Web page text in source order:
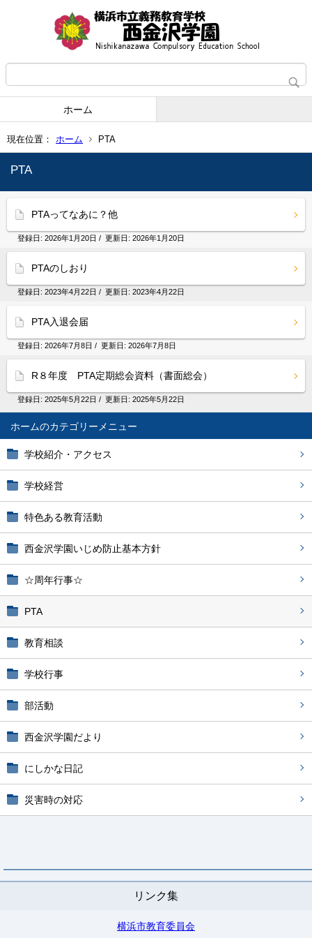
ホーム
現在位置： ホーム PTA
ホーム
学校紹介・アクセス
学校経営
特色ある教育活動
西金沢学園いじめ防止基本方針
☆周年行事☆
PTA
教育相談
学校行事
部活動
西金沢学園だより
にしかな日記
災害時の対応
リンク集
横浜市教育委員会
PTA
PTAってなあに？他
登録日: 2026年1月20日 / 更新日: 2026年1月20日
PTAのしおり
登録日: 2023年4月22日 / 更新日: 2023年4月22日
PTA入退会届
登録日: 2026年7月8日 / 更新日: 2026年7月8日
R８年度 PTA定期総会資料（書面総会）
登録日: 2025年5月22日 / 更新日: 2025年5月22日